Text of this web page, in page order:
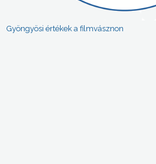
Gyöngyösi értékek a filmvásznon